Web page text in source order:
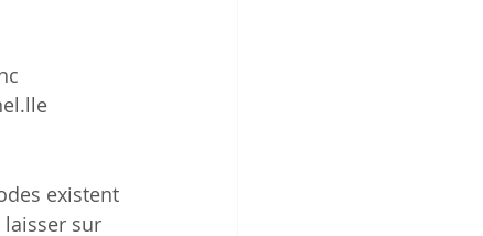
existent
sur